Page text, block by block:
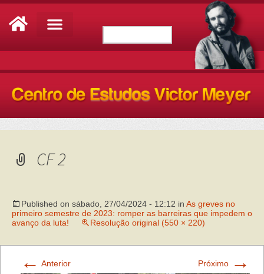
CF 2
Published on sábado, 27/04/2024 - 12:12 in As greves no
primeiro semestre de 2023: romper as barreiras que impedem o
avanço da luta!
Resolução original (550 × 220)
← Anterior Próximo →